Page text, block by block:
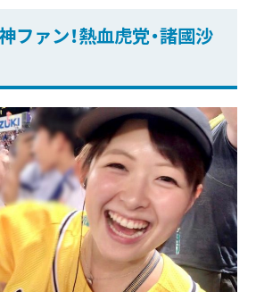
ファン！熱血虎党・諸國沙